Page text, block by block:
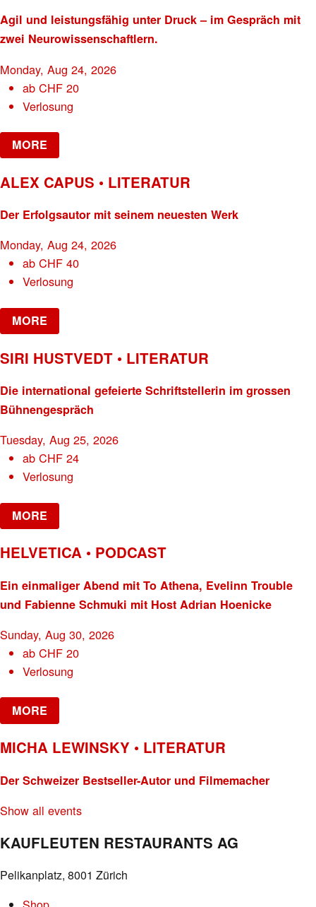
Agil und leistungsfähig unter Druck – im Gespräch mit
zwei Neurowissenschaftlern.
Monday, Aug 24, 2026
abCHF 20
Verlosung
MORE
ALEX CAPUS • LITERATUR
Der Erfolgsautor mit seinem neuesten Werk
Monday, Aug 24, 2026
abCHF 40
Verlosung
MORE
SIRI HUSTVEDT • LITERATUR
Die international gefeierte Schriftstellerin im grossen
Bühnengespräch
Tuesday, Aug 25, 2026
abCHF 24
Verlosung
MORE
HELVETICA • PODCAST
Ein einmaliger Abend mit To Athena, Evelinn Trouble
und Fabienne Schmuki mit Host Adrian Hoenicke
Sunday, Aug 30, 2026
abCHF 20
Verlosung
MORE
MICHA LEWINSKY • LITERATUR
Der Schweizer Bestseller-Autor und Filmemacher
Show all events
KAUFLEUTEN RESTAURANTS AG
Pelikanplatz, 8001 Zürich